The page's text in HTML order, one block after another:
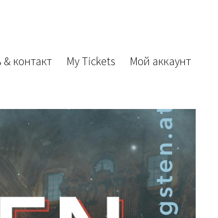
контакт My Tickets Мой аккаунт